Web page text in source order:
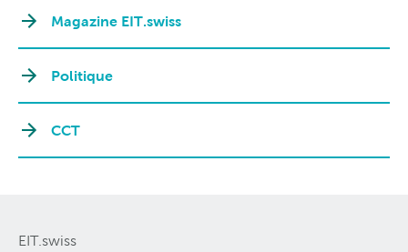
Magazine EIT.swiss
Politique
CCT
EIT.swiss